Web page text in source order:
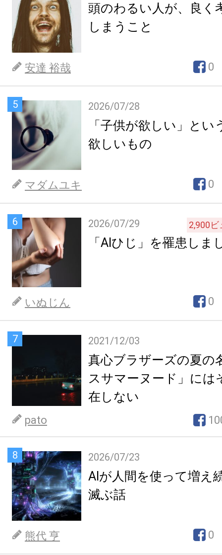
頭のわるい人が、良く
しまうこと
安達 裕哉 0
5 2026/07/28
「子供が欲しい」とい
欲しいもの
マダムユキ 0
6 2026/07/29 2,900ビ
「AIひじ」を罹患しま
いぬじん 0
7 2021/12/03
真心ブラザーズの夏の
スサマーヌード」には
在しない
pato
8 2026/07/23
AIが人間を使って増え
滅ぶ話
熊代 亨 0